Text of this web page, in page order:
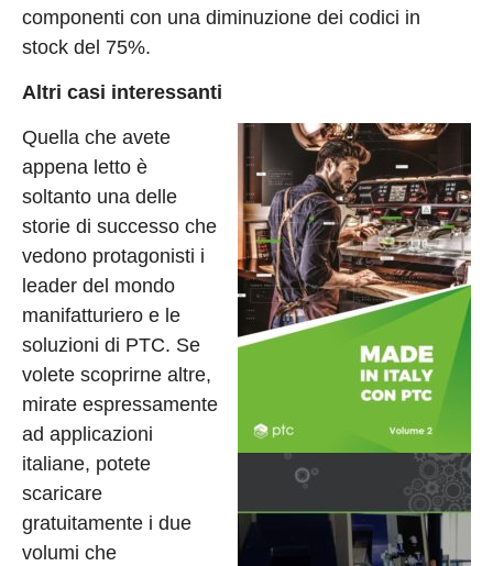
componenti con una diminuzione dei codici in
stock del 75%.
Altri casi interessanti
Quella che avete
appena letto è
soltanto una delle
storie di successo che
vedono protagonisti i
leader del mondo
manifatturiero e le
soluzioni di PTC. Se
volete scoprirne altre,
mirate espressamente
ad applicazioni
italiane, potete
scaricare
gratuitamente i due
volumi che